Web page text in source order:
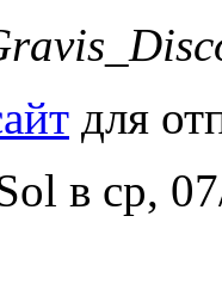
для
в ср,